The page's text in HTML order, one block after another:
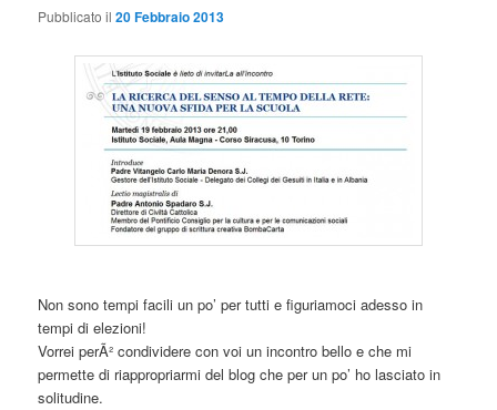
Pubblicato il20 Febbraio 2013
Non sono tempi facili un po’ per tutti e figuriamoci adesso in
tempi di elezioni!
Vorrei perÃ² condividere con voi un incontro bello e che mi
permette di riappropriarmi del blog che per un po’ ho lasciato in
solitudine.